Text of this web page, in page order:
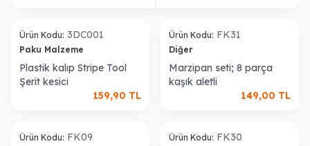
Ürün Kodu: 3DC001
Paku Malzeme
Plastik kalıp Stripe Tool
Şerit kesici
159,90 TL
Ürün Kodu: FK31
Diğer
Marzipan seti; 8 parça
kaşık aletli
149,00 TL
Ürün Kodu: FK09 Ürün Kodu: FK30